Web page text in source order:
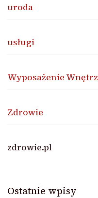
uroda
usługi
Wyposażenie Wnętrz
Zdrowie
zdrowie.pl
Ostatnie wpisy